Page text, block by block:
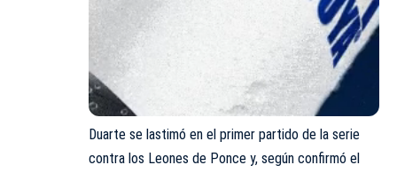
Duarte se lastimó en el primer partido de la serie
contra los Leones de Ponce y, según confirmó el